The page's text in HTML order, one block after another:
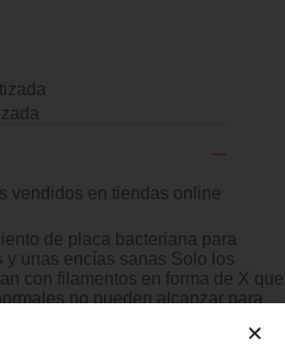
vendidos en tiendas online
de placa bacteriana para
y unas encías sanas Solo los
con filamentos en forma de X que
no pueden alcanzar para